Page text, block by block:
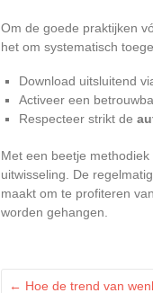
Om de goede praktijken
het om systematisch
Download uitsluitend
Activeer een
Respecteer strikt de
Met een beetje
uitwisseling. De
maakt om te profiteren
worden gehangen.
← Hoe de trend van